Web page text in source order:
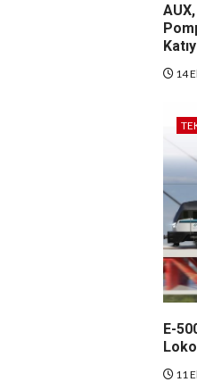
14
E-
11